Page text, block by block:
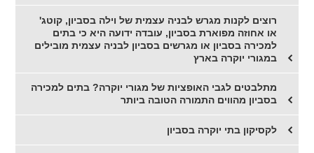
רוצים לקנות מגרש לבניה עצמית של וילה בסביון, קוטג'
או אחוזה מפוארת בסביון, עובדה ידועה היא כי בתים
למכירה בסביון או מגרשים בסביון לבניה עצמית מובילים
במגורי יוקרה בארץ
מתלבטים לגבי האופציות של מגורי יוקרה? בתים למכירה
בסביון מהווים התמורה הטובה ביותר
לקסיקון בתי יוקרה בסביון